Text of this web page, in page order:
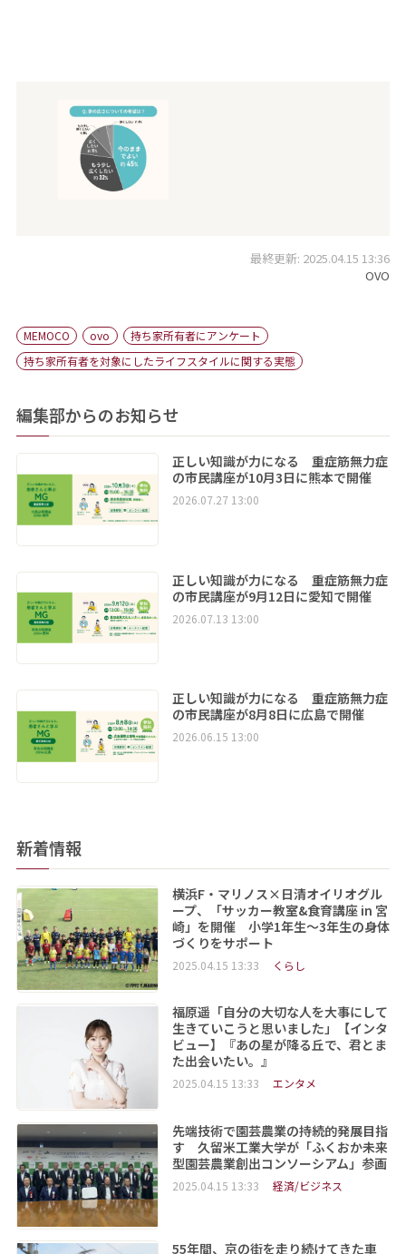
最終更新: 2025.04.15 13:36
OVO
MEMOCO ovo
持ち家所有者にアンケート
持ち家所有者を対象にしたライフスタイルに関する実態
編集部からのお知らせ
正しい知識が力になる 重症筋無力症
の市民講座が10月3日に熊本で開催
2026.07.27 13:00
正しい知識が力になる 重症筋無力症
の市民講座が9月12日に愛知で開催
2026.07.13 13:00
正しい知識が力になる 重症筋無力症
の市民講座が8月8日に広島で開催
2026.06.15 13:00
新着情報
横浜F・マリノス×日清オイリオグル
ープ、「サッカー教室&食育講座 in 宮
崎」を開催 小学1年生～3年生の身体
づくりをサポート
2025.04.15 13:33 くらし
福原遥「自分の大切な人を大事にして
生きていこうと思いました」【インタ
ビュー】『あの星が降る丘で、君とま
た出会いたい。』
2025.04.15 13:33 エンタメ
先端技術で園芸農業の持続的発展目指
す 久留米工業大学が「ふくおか未来
型園芸農業創出コンソーシアム」参画
2025.04.15 13:33 経済/ビジネス
55年間、京の街を走り続けてきた車